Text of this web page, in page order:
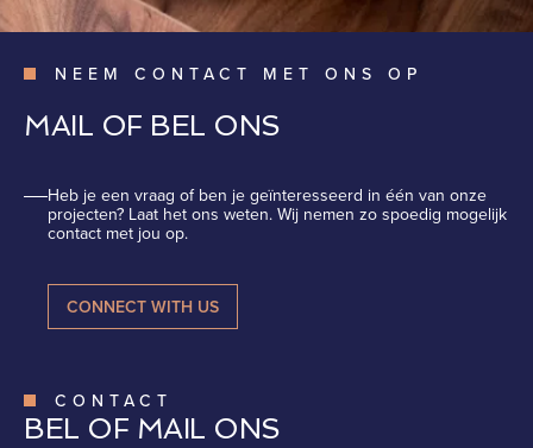
NEEM CONTACT MET ONS OP
MAIL OF BEL ONS
Heb je een vraag of ben je geïnteresseerd in één van onze
projecten? Laat het ons weten. Wij nemen zo spoedig mogelijk
contact met jou op.
CONNECT WITH US
CONTACT
BEL OF MAIL ONS